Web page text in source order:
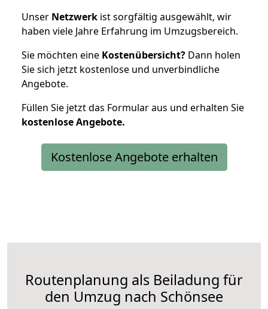
Unser Netzwerk ist sorgfältig ausgewählt, wir
haben viele Jahre Erfahrung im Umzugsbereich.
Sie möchten eine Kostenübersicht? Dann holen
Sie sich jetzt kostenlose und unverbindliche
Angebote.
Füllen Sie jetzt das Formular aus und erhalten Sie
kostenloseAngebote.
Kostenlose Angebote erhalten
Routenplanung als Beiladung für
den Umzug nach Schönsee